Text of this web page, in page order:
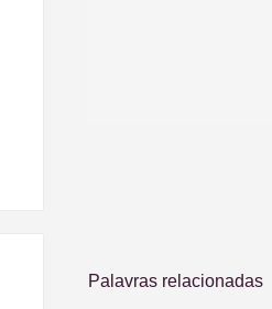
Palavras relacionadas